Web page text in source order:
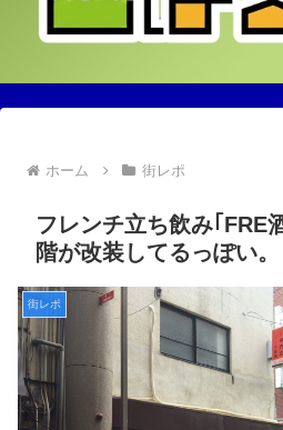
ホーム 街レポ
フレンチ立ち飲み｢FRE
階が改装してるっぽい。
街レポ